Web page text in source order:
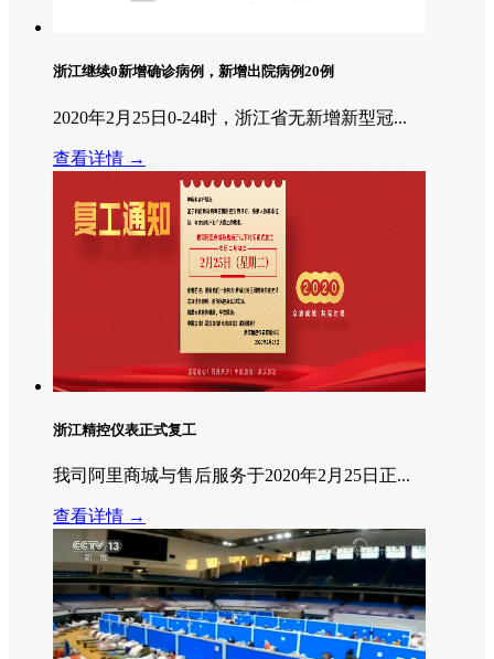
浙江继续0新增确诊病例，新增出院病例20例
2020年2月25日0-24时，浙江省无新增新型冠...
查看详情 →
浙江精控仪表正式复工
我司阿里商城与售后服务于2020年2月25日正...
查看详情 →